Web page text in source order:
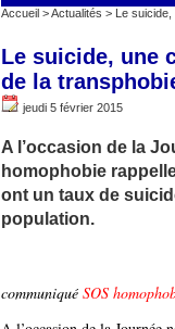
Accueil >Actualités > Le suicide,
Le suicide, une
de la
jeudi 5 février 2015
A l’occasion de la
homophobie
ont un taux de
population.
communiqué SOS